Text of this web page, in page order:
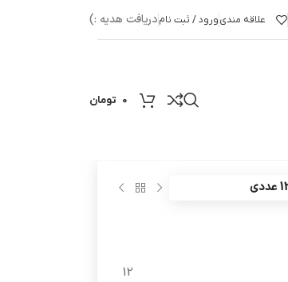
علاقه مندیورود / ثبت نامدریافت هدیه :)
0 تومان
12